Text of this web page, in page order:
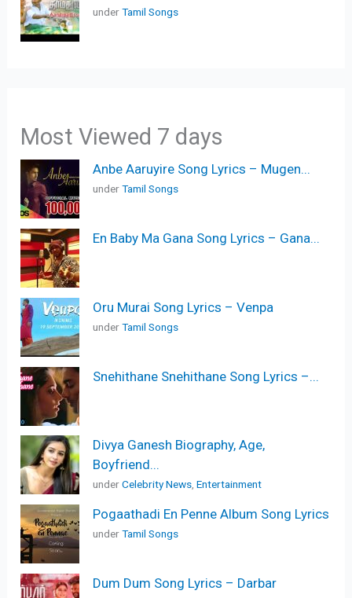
underTamil Songs
Most Viewed 7 days
Anbe Aaruyire Song Lyrics – Mugen...
underTamil Songs
En Baby Ma Gana Song Lyrics – Gana...
Oru Murai Song Lyrics – Venpa
underTamil Songs
Snehithane Snehithane Song Lyrics –...
Divya Ganesh Biography, Age,
Boyfriend...
underCelebrity News,Entertainment
Pogaathadi En Penne Album Song Lyrics
underTamil Songs
Dum Dum Song Lyrics – Darbar